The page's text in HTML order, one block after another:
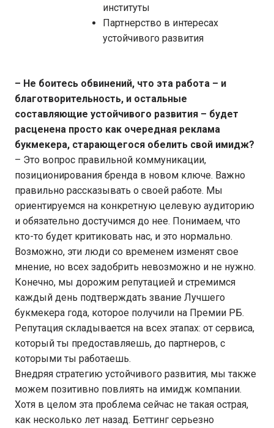
институты
Партнерство в интересах
устойчивого развития
– Не боитесь обвинений, что эта работа – и
благотворительность, и остальные
составляющие устойчивого развития – будет
расценена просто как очередная реклама
букмекера, старающегося обелить свой имидж?
– Это вопрос правильной коммуникации,
позиционирования бренда в новом ключе. Важно
правильно рассказывать о своей работе. Мы
ориентируемся на конкретную целевую аудиторию
и обязательно достучимся до нее. Понимаем, что
кто-то будет критиковать нас, и это нормально.
Возможно, эти люди со временем изменят свое
мнение, но всех задобрить невозможно и не нужно.
Конечно, мы дорожим репутацией и стремимся
каждый день подтверждать звание Лучшего
букмекера года, которое получили на Премии РБ.
Репутация складывается на всех этапах: от сервиса,
который ты предоставляешь, до партнеров, с
которыми ты работаешь.
Внедряя стратегию устойчивого развития, мы также
можем позитивно повлиять на имидж компании.
Хотя в целом эта проблема сейчас не такая острая,
как несколько лет назад. Беттинг серьезно